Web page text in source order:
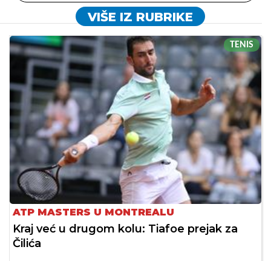
VIŠE IZ RUBRIKE
TENIS
ATP MASTERS U MONTREALU
Kraj već u drugom kolu: Tiafoe prejak za
Čilića